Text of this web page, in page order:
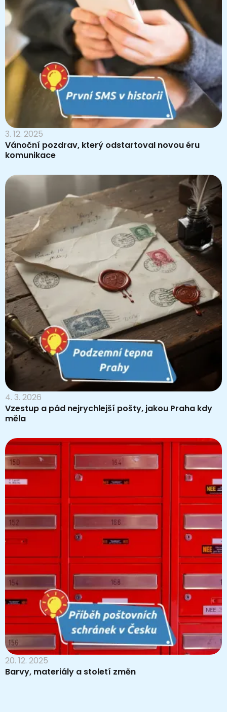
3. 12. 2025
Vánoční pozdrav, který odstartoval novou éru
komunikace
4. 3. 2026
Vzestup a pád nejrychlejší pošty, jakou Praha kdy
měla
20. 12. 2025
Barvy, materiály a století změn